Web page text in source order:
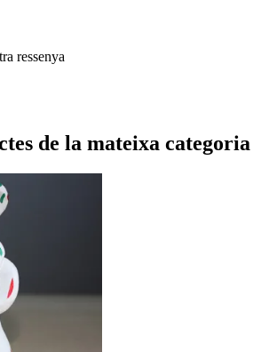
ressenya
de la mateixa categoria